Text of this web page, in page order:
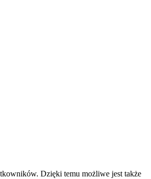
Dzięki temu możliwe jest także